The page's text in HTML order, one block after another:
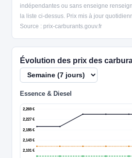
indépendantes ou sans enseigne
la liste ci-dessus. Prix mis à jour
Source : prix-carburants.gouv.fr
Évolution des prix des
Essence & Diesel
2,101 €
2,143 €
2,185 €
2,227 €
2,269 €